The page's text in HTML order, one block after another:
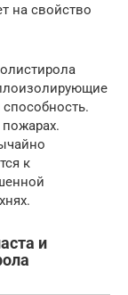
на свойство
к
и